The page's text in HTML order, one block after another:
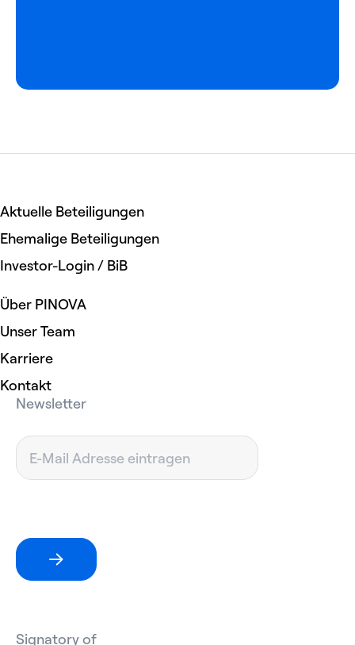
Newsletter
Signatory of
Über PINOVA
Unser Team
Karriere
Kontakt
Aktuelle Beteiligungen
Ehemalige Beteiligungen
Investor-Login / BiB